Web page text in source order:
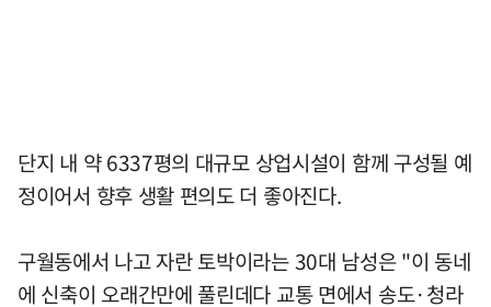
단지 내 약 6337평의 대규모 상업시설이 함께 구성될 예
정이어서 향후 생활 편의도 더 좋아진다.
구월동에서 나고 자란 토박이라는 30대 남성은 "이 동네
에 신축이 오래간만에 풀린데다 교통 면에서 송도·청라